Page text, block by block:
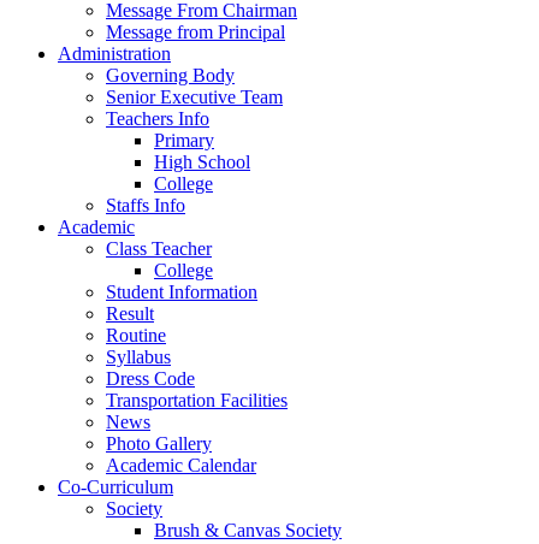
Message From Chairman
Message from Principal
Administration
Governing Body
Senior Executive Team
Teachers Info
Primary
High School
College
Staffs Info
Academic
Class Teacher
College
Student Information
Result
Routine
Syllabus
Dress Code
Transportation Facilities
News
Photo Gallery
Academic Calendar
Co-Curriculum
Society
Brush & Canvas Society